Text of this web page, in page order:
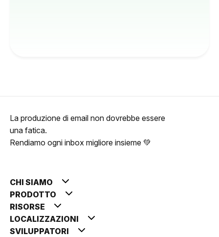
La produzione di email non dovrebbe essere
una fatica.
Rendiamo ogni inbox migliore insieme 💚
CHI SIAMO
PRODOTTO
RISORSE
LOCALIZZAZIONI
SVILUPPATORI